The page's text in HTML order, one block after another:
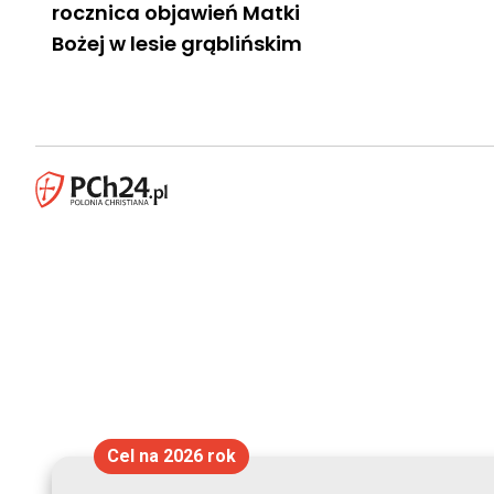
rocznica objawień Matki
Bożej w lesie grąblińskim
Cel na 2026 rok